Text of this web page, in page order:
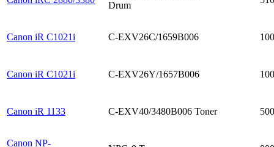
Drum
Canon iR C1021i C-EXV26C/1659B006
Canon iR C1021i C-EXV26Y/1657B006
Canon iR 1133 C-EXV40/3480B006 Toner
Canon NP-